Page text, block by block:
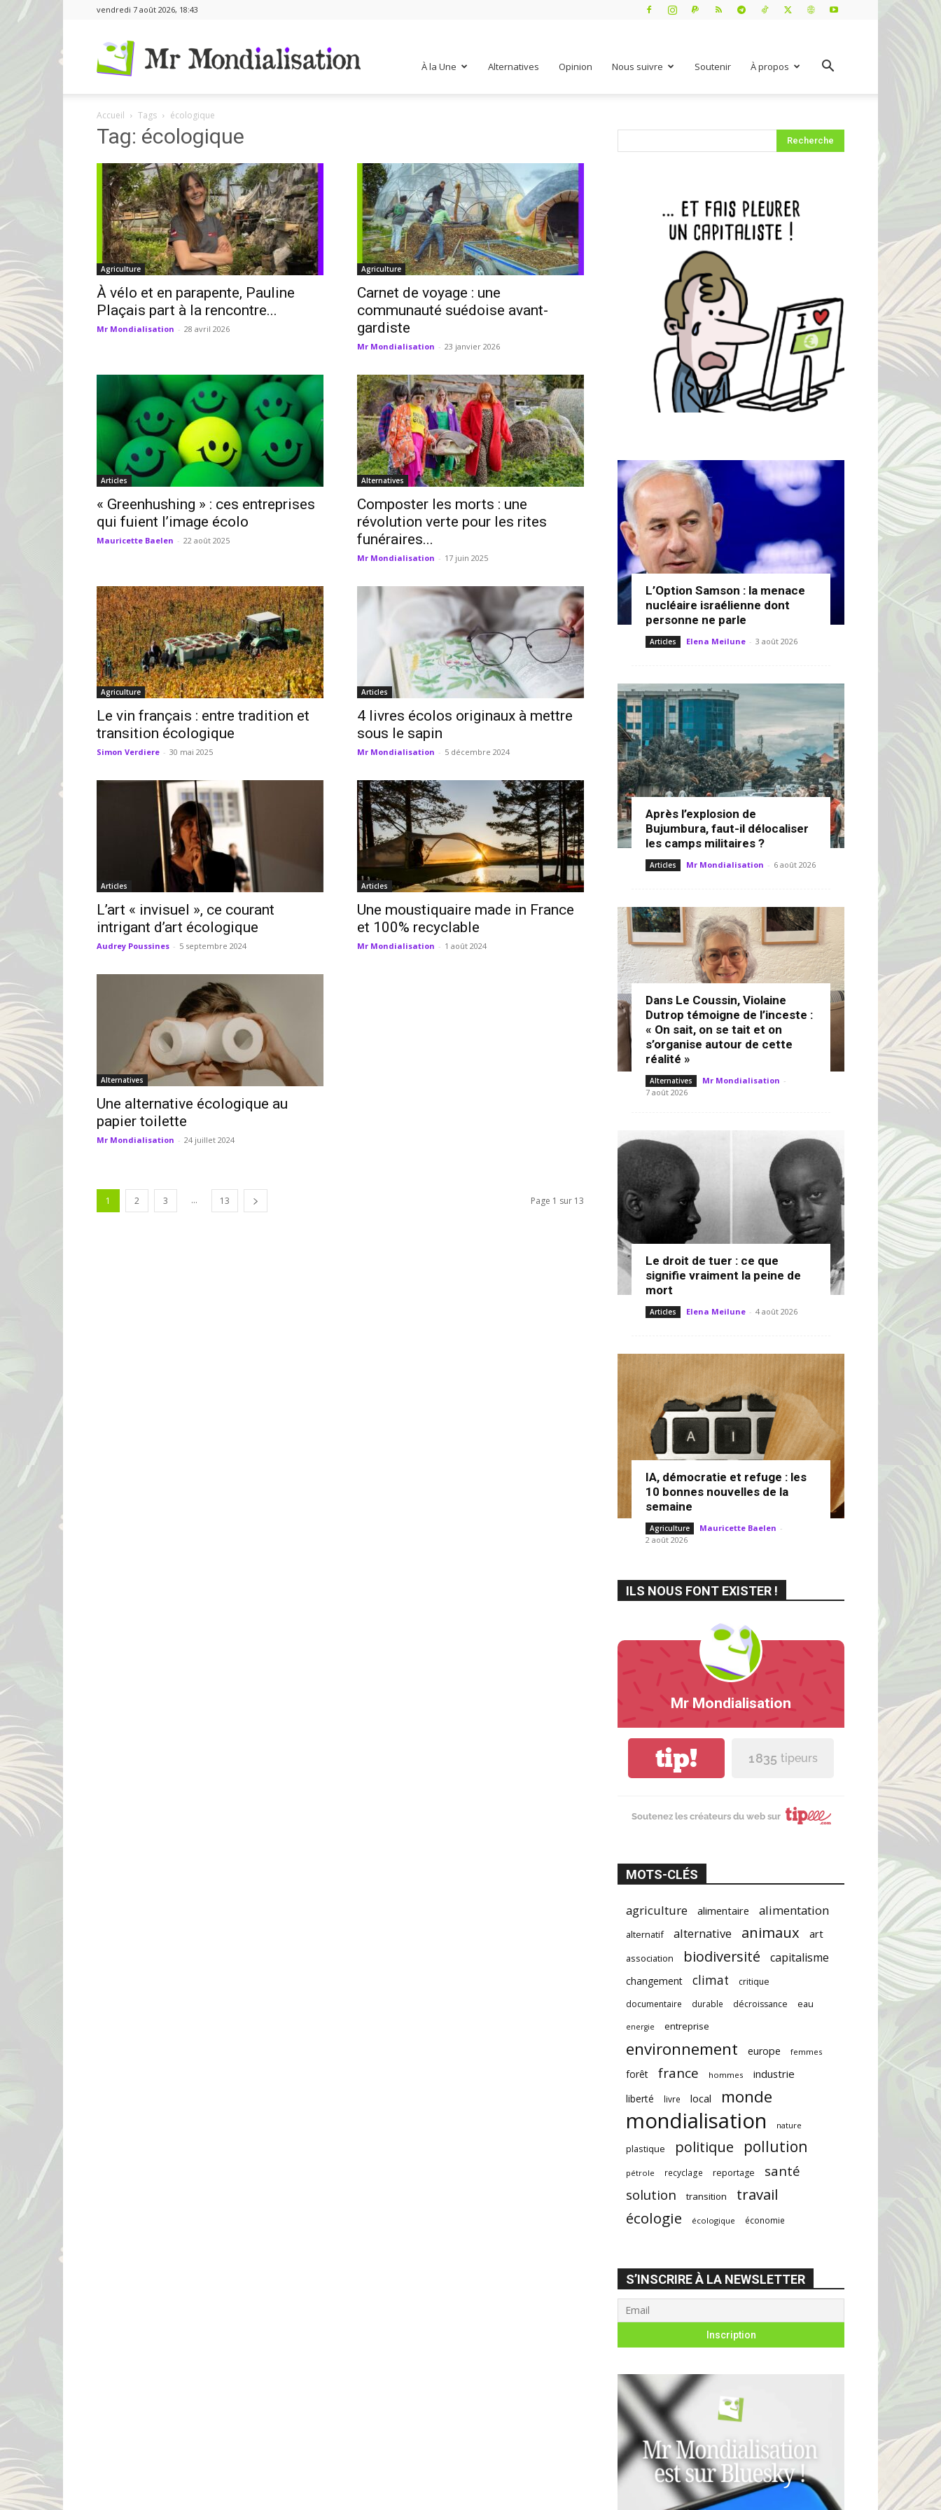
vendredi 7 août 2026, 18:43
À la Une Alternatives Opinion Nous suivre Soutenir À propos
Accueil Tags écologique
Tag: écologique
Agriculture
À vélo et en parapente, Pauline
Plaçais part à la rencontre...
Mr Mondialisation - 28 avril 2026
Agriculture
Carnet de voyage : une
communauté suédoise avant-
gardiste
Mr Mondialisation - 23 janvier 2026
Articles
« Greenhushing » : ces entreprises
qui fuient l’image écolo
Mauricette Baelen - 22 août 2025
Alternatives
Composter les morts : une
révolution verte pour les rites
funéraires...
Mr Mondialisation - 17 juin 2025
Agriculture
Le vin français : entre tradition et
transition écologique
Simon Verdiere - 30 mai 2025
Articles
4 livres écolos originaux à mettre
sous le sapin
Mr Mondialisation - 5 décembre 2024
Articles
L’art « invisuel », ce courant
intrigant d’art écologique
Audrey Poussines - 5 septembre 2024
Articles
Une moustiquaire made in France
et 100% recyclable
Mr Mondialisation - 1 août 2024
Alternatives
Une alternative écologique au
papier toilette
Mr Mondialisation - 24 juillet 2024
1 2 3 ... 13 Page 1 sur 13
L’Option Samson : la menace
nucléaire israélienne dont
personne ne parle
Articles Elena Meilune - 3 août 2026
Après l’explosion de
Bujumbura, faut-il délocaliser
les camps militaires ?
Articles Mr Mondialisation - 6 août 2026
Dans Le Coussin, Violaine
Dutrop témoigne de l’inceste :
« On sait, on se tait et on
s’organise autour de cette
réalité »
Alternatives Mr Mondialisation -
7 août 2026
Le droit de tuer : ce que
signifie vraiment la peine de
mort
Articles Elena Meilune - 4 août 2026
IA, démocratie et refuge : les
10 bonnes nouvelles de la
semaine
Agriculture Mauricette Baelen -
2 août 2026
ILS NOUS FONT EXISTER !
Mr Mondialisation
tip! 1 835 tipeurs
Soutenez les créateurs du web sur
MOTS-CLÉS
agriculture alimentaire alimentation
alternatif alternative animaux art
association biodiversité capitalisme
changement climat
critique
documentaire
durable décroissance eau
energie entreprise
environnement europe femmes
forêt france hommes industrie
liberté livre local monde
mondialisation nature
plastique politique pollution
pétrole recyclage reportage
santé
solution
transition
travail
écologie
écologique économie
S’INSCRIRE À LA NEWSLETTER